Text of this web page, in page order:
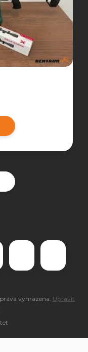
vyhrazena. Upravit